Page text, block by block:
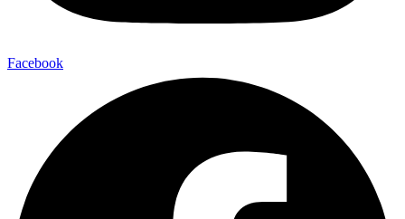
Facebook